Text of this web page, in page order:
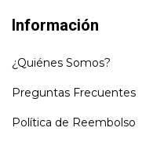
Información
¿Quiénes Somos?
Preguntas Frecuentes
Política de Reembolso